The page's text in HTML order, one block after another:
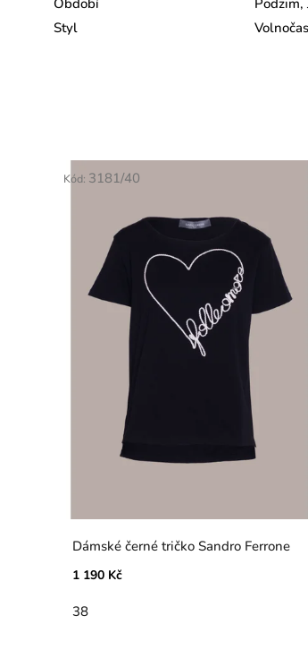
Styl
Dámské černé tričko Sandro Ferrone
1 190 Kč
38
Kód: 3181/40